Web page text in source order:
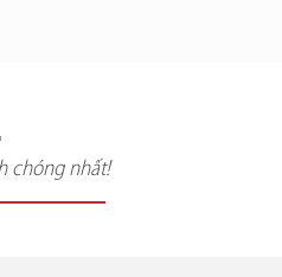
chóng nhất!